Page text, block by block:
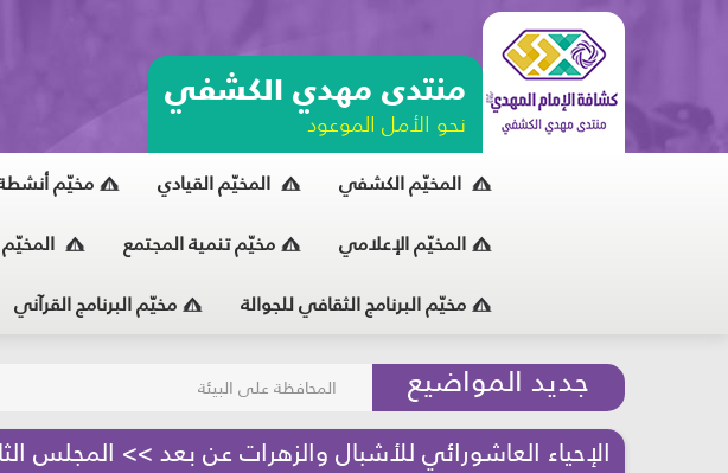
منتدى مهدي الكشفي
نحو الأمل الموعود
المخيّم الكشفي المخيّم القيادي مخيّم
المخيّم الإعلامي مخيّم تنمية المجتمع
مخيّم البرنامج الثقافي للجوالة مخيّم البرنامج القرآني
جديد المواضيع
مسابقة الركب الحسينيّ
المحافظة على البيئة
الإحياء العاشورائي للأشبال والزهرات عن بعد >> المجلس